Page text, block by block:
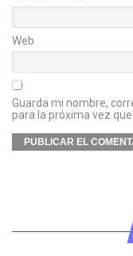
Web
Guarda mi nombre,
para la próxima vez